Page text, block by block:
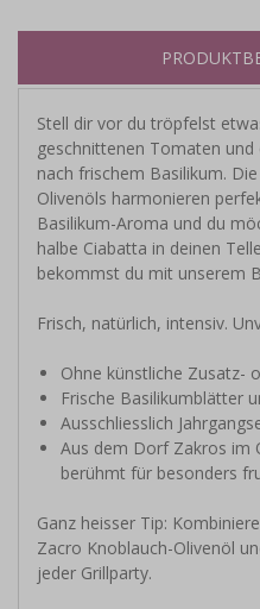
Stell dir vor du tröpfelst
geschnittenen Tomaten
nach frischem Basilikum.
Olivenöls harmonieren
Basilikum-Aroma und du
halbe Ciabatta in deinen
bekommst du mit unserem
Frisch, natürlich, intensiv.
Ohne künstliche Zusatz-
Frische Basilikumblätter
Ausschliesslich
Aus dem Dorf Zakros im
berühmt für besonders
Ganz heisser Tip:
Zacro Knoblauch-Olivenöl
jeder Grillparty.